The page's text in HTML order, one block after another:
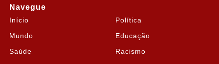
Navegue
Início Política
Mundo Educação
Saúde Racismo